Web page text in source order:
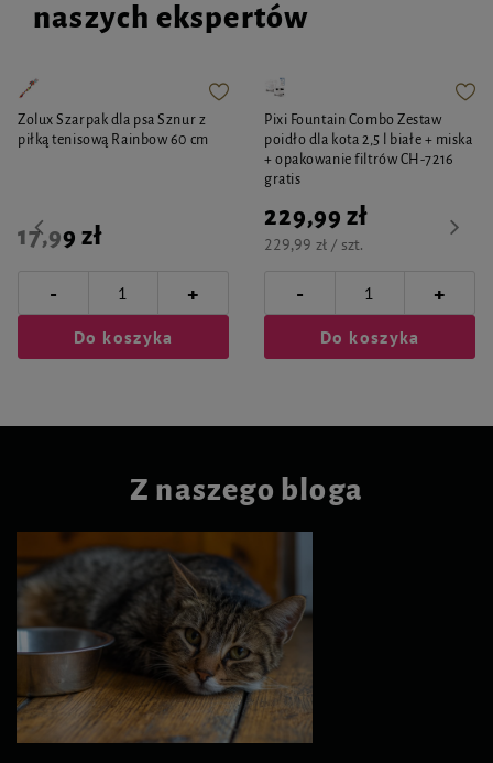
naszych ekspertów
Zolux Szarpak dla psa Sznur z
piłką tenisową Rainbow 60 cm
17,99 zł
- +
Do koszyka
Pixi Fountain Combo Zestaw
poidło dla kota 2,5 l białe + miska
+ opakowanie filtrów CH-7216
gratis
229,99 zł
229,99 zł / szt.
- +
Do koszyka
Z naszego bloga